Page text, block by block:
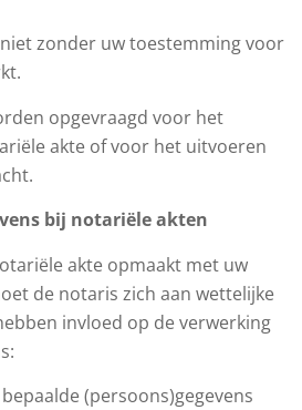
zonder uw toestemming voor
opgevraagd voor het
akte of voor het uitvoeren
bij notariële akten
akte opmaakt met uw
de notaris zich aan wettelijke
invloed op de verwerking
(persoons)gegevens